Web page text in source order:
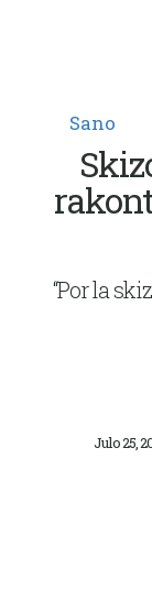
Sano
“Por la
Julo 25,